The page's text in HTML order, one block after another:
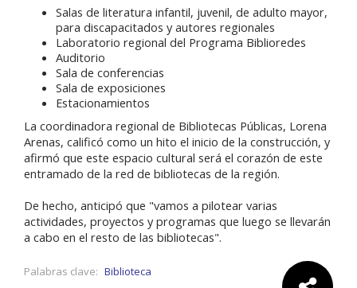
Salas de literatura infantil, juvenil, de adulto mayor,
para discapacitados y autores regionales
Laboratorio regional del Programa Biblioredes
Auditorio
Sala de conferencias
Sala de exposiciones
Estacionamientos
La coordinadora regional de Bibliotecas Públicas, Lorena
Arenas, calificó como un hito el inicio de la construcción, y
afirmó que este espacio cultural será el corazón de este
entramado de la red de bibliotecas de la región.
De hecho, anticipó que "vamos a pilotear varias
actividades, proyectos y programas que luego se llevarán
a cabo en el resto de las bibliotecas".
Palabras clave: Biblioteca